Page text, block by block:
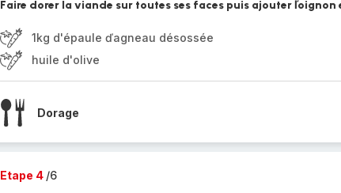
Faire dorer la viande sur toutes ses faces puis ajouter ľoignon
1kg d'épaule ďagneau désossée
huile d'olive
Dorage
Etape 4 /6